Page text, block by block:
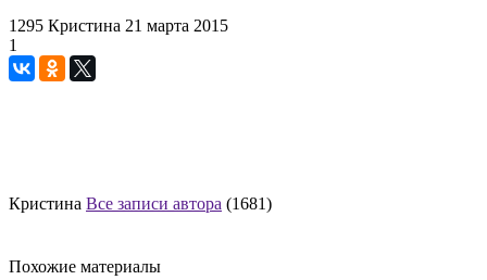
1295 Кристина 21 марта 2015
1
Кристина Все записи автора (1681)
Похожие материалы